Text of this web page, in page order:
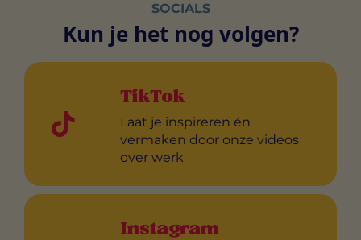
SOCIALS
Kun je het nog volgen?
TikTok
Laat je inspireren én
vermaken door onze videos
over werk
Instagram